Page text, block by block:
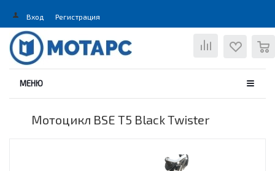
Вход Регистрация
МЕНЮ
Мотоцикл BSE T5 Black Twister